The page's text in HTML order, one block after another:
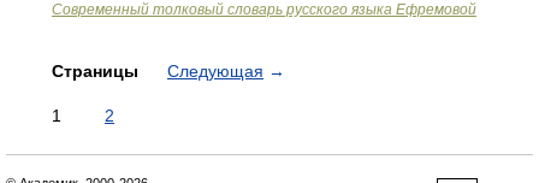
Современный толковый словарь русского языка Ефремовой
Страницы Следующая →
1 2